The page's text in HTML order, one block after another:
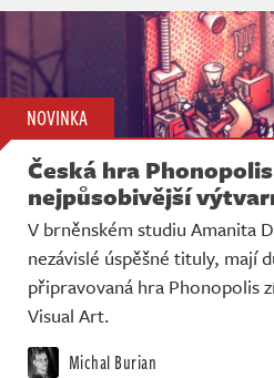
NOVINKA
Česká hra
nejpůsobivější
V brněnském studiu Amanita
nezávislé úspěšné tituly, mají
připravovaná hra Phonopolis
Visual Art.
Michal Burian